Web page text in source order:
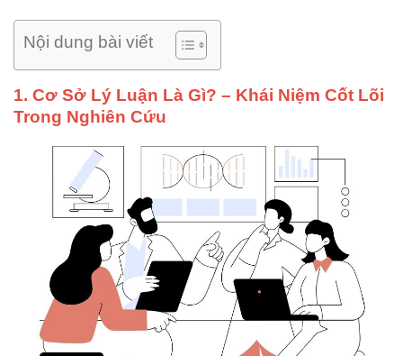
Nội dung bài viết
1. Cơ Sở Lý Luận Là Gì? – Khái Niệm Cốt Lõi
Trong Nghiên Cứu